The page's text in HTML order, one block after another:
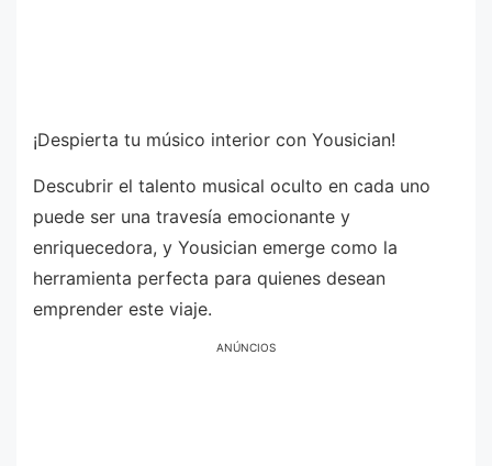
¡Despierta tu músico interior con Yousician!
Descubrir el talento musical oculto en cada uno
puede ser una travesía emocionante y
enriquecedora, y Yousician emerge como la
herramienta perfecta para quienes desean
emprender este viaje.
ANÚNCIOS